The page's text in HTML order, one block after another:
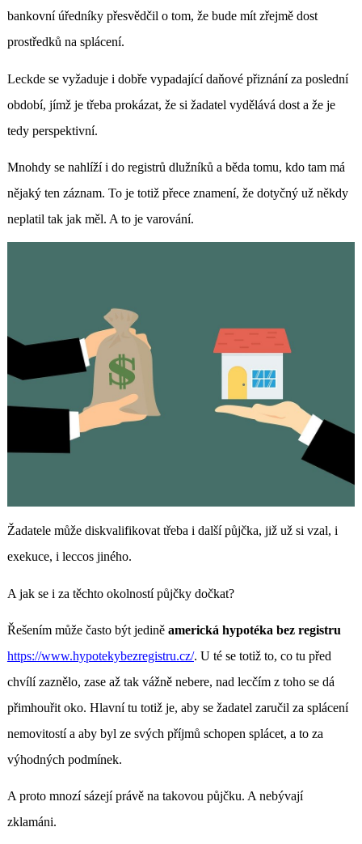
bankovní úředníky přesvědčil o tom, že bude mít zřejmě dost
prostředků na splácení.
Leckde se vyžaduje i dobře vypadající daňové přiznání za poslední
období, jímž je třeba prokázat, že si žadatel vydělává dost a že je
tedy perspektivní.
Mnohdy se nahlíží i do registrů dlužníků a běda tomu, kdo tam má
nějaký ten záznam. To je totiž přece znamení, že dotyčný už někdy
neplatil tak jak měl. A to je varování.
Žadatele může diskvalifikovat třeba i další půjčka, již už si vzal, i
exekuce, i leccos jiného.
A jak se i za těchto okolností půjčky dočkat?
Řešením může často být jedině americká hypotéka bez registru
https://www.hypotekybezregistru.cz/. U té se totiž to, co tu před
chvílí zaznělo, zase až tak vážně nebere, nad lecčím z toho se dá
přimhouřit oko. Hlavní tu totiž je, aby se žadatel zaručil za splácení
nemovitostí a aby byl ze svých příjmů schopen splácet, a to za
výhodných podmínek.
A proto mnozí sázejí právě na takovou půjčku. A nebývají
zklamáni.